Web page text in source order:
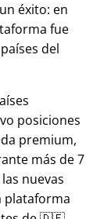
éxito: en
fue
del
posiciones
premium,
más de 7
nuevas
plataforma